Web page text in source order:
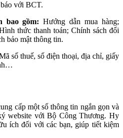
với BCT.
bao gồm:Hướng dẫn mua hàng;
thức thanh toán; Chính sách đổi
bảo mật thông tin.
số thuế, số điện thoại, địa chỉ, giấy
cấp một số thông tin ngắn gọn và
website với Bộ Công Thương. Hy
ích đối với các bạn, giúp tiết kiệm